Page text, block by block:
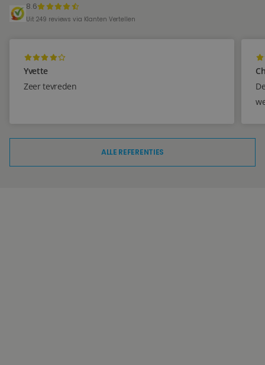
Reviews
8.6
Uit 249 reviews via Klanten Vertellen
Yvette
Zeer tevreden
ALLE REFERENTIES